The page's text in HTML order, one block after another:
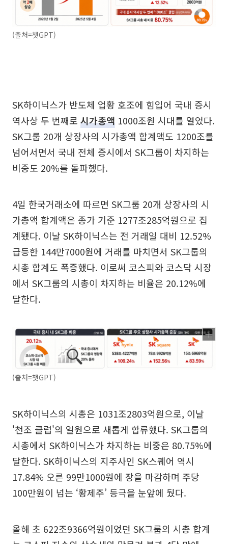
(출처=챗GPT)
SK하이닉스가 반도체 업황 호조에 힘입어 국내 증시
역사상 두 번째로 시가총액 1000조원 시대를 열었다.
SK그룹 20개 상장사의 시가총액 합계액도 1200조를
넘어서면서 국내 전체 증시에서 SK그룹이 차지하는
비중도 20%를 돌파했다.
4일 한국거래소에 따르면 SK그룹 20개 상장사의 시
가총액 합계액은 종가 기준 1277조285억원으로 집
계됐다. 이날 SK하이닉스는 전 거래일 대비 12.52%
급등한 144만7000원에 거래를 마치면서 SK그룹의
시총 합계도 폭증했다. 이로써 코스피와 코스닥 시장
에서 SK그룹의 시총이 차지하는 비율은 20.12%에
달한다.
(출처=챗GPT)
SK하이닉스의 시총은 1031조2803억원으로, 이날
'천조 클럽'의 일원으로 새롭게 합류했다. SK그룹의
시총에서 SK하이닉스가 차지하는 비중은 80.75%에
달한다. SK하이닉스의 지주사인 SK스퀘어 역시
17.84% 오른 99만1000원에 장을 마감하며 주당
100만원이 넘는 ‘황제주’ 등극을 눈앞에 뒀다.
올해 초 622조9366억원이었던 SK그룹의 시총 합계